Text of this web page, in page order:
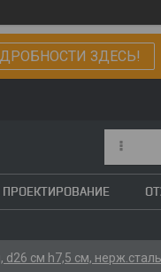
ЗДЕСЬ!
ПРОЕКТИРОВАНИЕ
d26 см h7,5 см,